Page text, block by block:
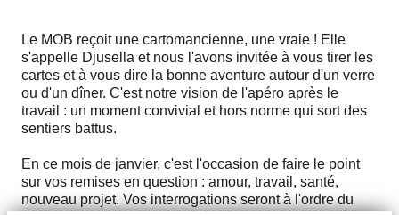
Le MOB reçoit une cartomancienne, une vraie ! Elle
s'appelle Djusella et nous l'avons invitée à vous tirer les
cartes et à vous dire la bonne aventure autour d'un verre
ou d'un dîner. C'est notre vision de l'apéro après le
travail : un moment convivial et hors norme qui sort des
sentiers battus.
En ce mois de janvier, c'est l'occasion de faire le point
sur vos remises en question : amour, travail, santé,
nouveau projet. Vos interrogations seront à l'ordre du